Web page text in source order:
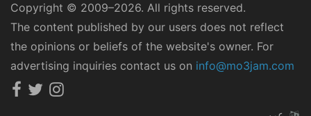
Copyright © 2009–2026. All rights reserved.
The content published by our users does not reflect
the opinions or beliefs of the website's owner. For
advertising inquiries contact us on info@mo3jam.com